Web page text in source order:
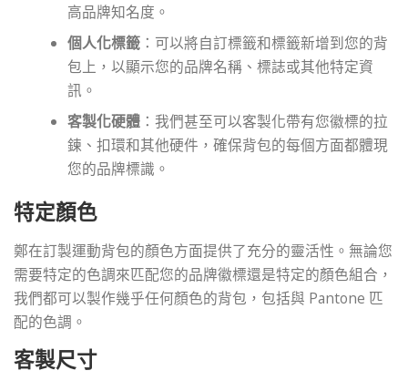
高品牌知名度。
個人化標籤 ：可以將自訂標籤和標籤新增到您的背
包上，以顯示您的品牌名稱、標誌或其他特定資
訊。
客製化硬體 ：我們甚至可以客製化帶有您徽標的拉
鍊、扣環和其他硬件，確保背包的每個方面都體現
您的品牌標識。
特定顏色
鄭在訂製運動背包的顏色方面提供了充分的靈活性。無論您
需要特定的色調來匹配您的品牌徽標還是特定的顏色組合，
我們都可以製作幾乎任何顏色的背包，包括與 Pantone 匹
配的色調。
客製尺寸